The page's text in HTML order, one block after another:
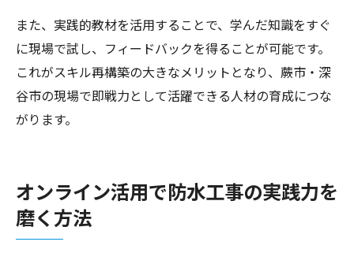
また、実践的教材を活用することで、学んだ知識をすぐ
に現場で試し、フィードバックを得ることが可能です。
これがスキル再構築の大きなメリットとなり、蕨市・深
谷市の現場で即戦力として活躍できる人材の育成につな
がります。
オンライン活用で防水工事の実践力を
磨く方法